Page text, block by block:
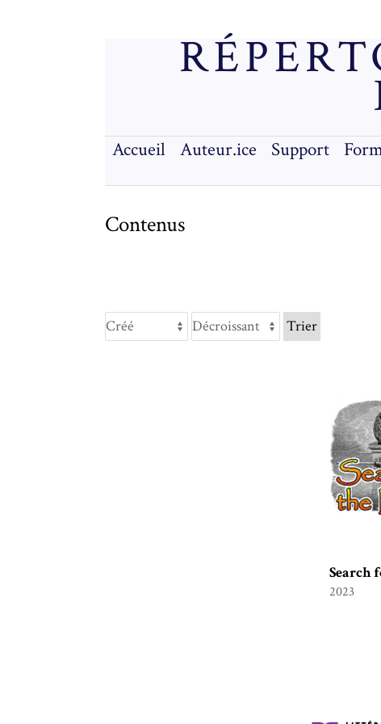
Accueil Auteur.ice Support
Contenus
Trier
Search
2023